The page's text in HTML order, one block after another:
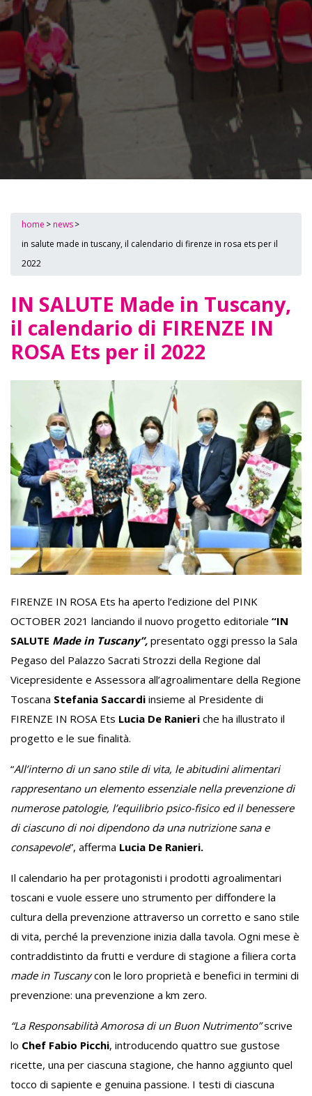
home > news>
in salute made in tuscany, il calendario di firenze in rosa ets per il
2022
IN SALUTE Made in Tuscany,
il calendario di FIRENZE IN
ROSA Ets per il 2022
FIRENZE IN ROSA Ets ha aperto l’edizione del PINK
OCTOBER 2021 lanciando il nuovo progetto editoriale “IN
SALUTE Made in Tuscany”, presentato oggi presso la Sala
Pegaso del Palazzo Sacrati Strozzi della Regione dal
Vicepresidente e Assessora all’agroalimentare della Regione
Toscana Stefania Saccardi insieme al Presidente di
FIRENZE IN ROSA Ets Lucia De Ranieri che ha illustrato il
progetto e le sue finalità.
“All’interno di un sano stile di vita, le abitudini alimentari
rappresentano un elemento essenziale nella prevenzione di
numerose patologie, l’equilibrio psico-fisico ed il benessere
di ciascuno di noi dipendono da una nutrizione sana e
consapevole”, afferma Lucia De Ranieri.
Il calendario ha per protagonisti i prodotti agroalimentari
toscani e vuole essere uno strumento per diffondere la
cultura della prevenzione attraverso un corretto e sano stile
di vita, perché la prevenzione inizia dalla tavola. Ogni mese è
contraddistinto da frutti e verdure di stagione a filiera corta
made in Tuscanycon le loro proprietà e benefici in termini di
prevenzione: una prevenzione a km zero.
“La Responsabilità Amorosa di un Buon Nutrimento”scrive
lo Chef Fabio Picchi, introducendo quattro sue gustose
ricette, una per ciascuna stagione, che hanno aggiunto quel
tocco di sapiente e genuina passione. I testi di ciascuna